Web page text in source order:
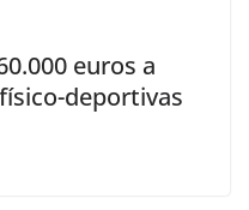
euros a
deportivas